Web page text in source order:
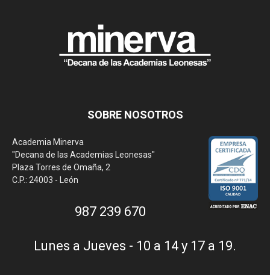
SOBRE NOSOTROS
Academia Minerva
"Decana de las Academias Leonesas"
Plaza Torres de Omaña, 2
C.P.: 24003 - León
987 239 670
Lunes a Jueves - 10 a 14 y 17 a 19.